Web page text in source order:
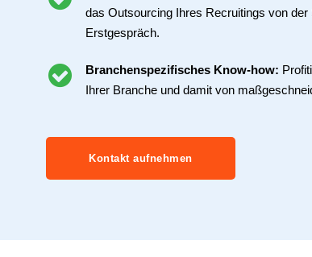
das Outsourcing Ihres Recruitings von
Erstgespräch.
Branchenspezifisches Know-how:
Ihrer Branche und damit von
Kontakt aufnehmen